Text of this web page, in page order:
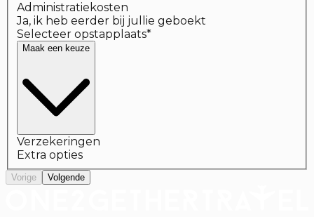
Administratiekosten
Ja, ik heb eerder bij jullie geboekt
Selecteer opstapplaats*
Maak een keuze
Verzekeringen
Extra opties
Vorige Volgende